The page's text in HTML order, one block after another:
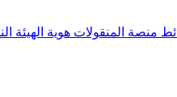
منصة المنقولات هوية الهيئة